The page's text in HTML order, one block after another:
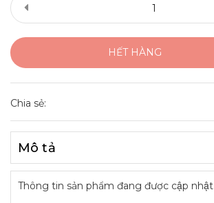
HẾT HÀNG
Chia sẻ:
Mô tả
Thông tin sản phẩm đang được cập nhật